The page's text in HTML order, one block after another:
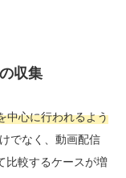
収集
中心に行われるよう
でなく、動画配信
比較するケースが増